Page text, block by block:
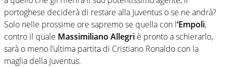
portoghese deciderà di restare alla Juventus o se ne andrà?
Solo nelle prossime ore sapremo se quella con l‘Empoli,
contro il quale Massimiliano Allegri è pronto a schierarlo,
sarà o meno l’ultima partita di Cristiano Ronaldo con la
maglia della Juventus.